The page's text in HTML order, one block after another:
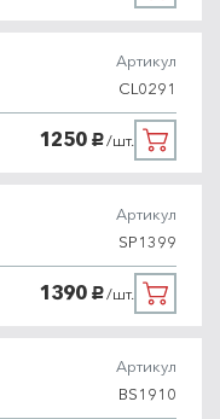
Артикул
CL0291
1250 руб./шт.
Артикул
SP1399
1390 руб./шт.
Артикул
BS1910